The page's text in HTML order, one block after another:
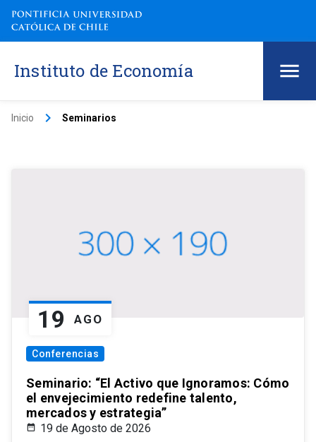
Instituto de Economía
Inicio keyboard_arrow_right Seminarios
19 AGO
Conferencias
Seminario: “El Activo que Ignoramos: Cómo
el envejecimiento redefine talento,
mercados y estrategia”
19 de Agosto de 2026